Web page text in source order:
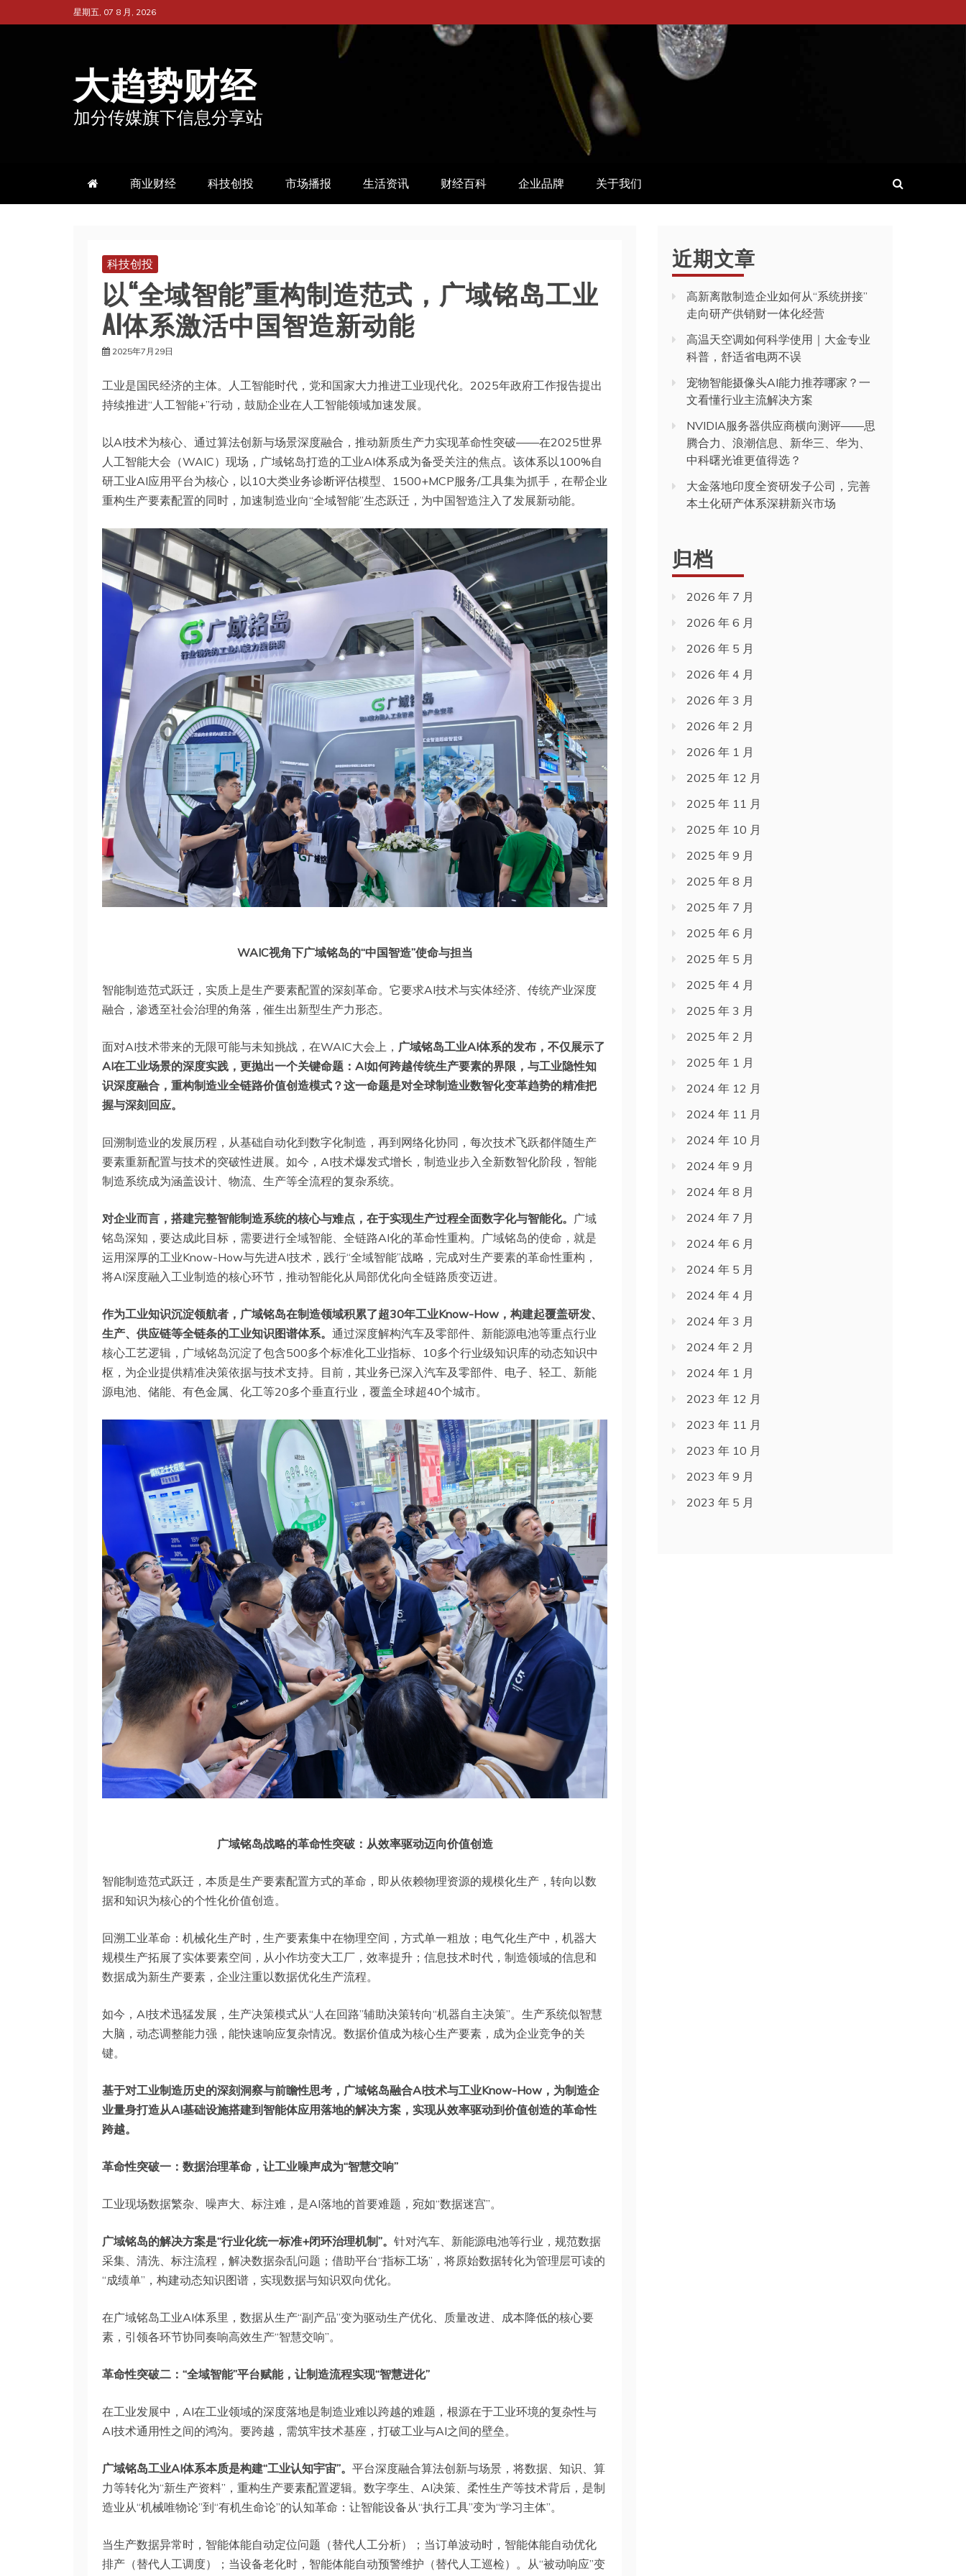
至
星期五, 07 8 月, 2026
大趋势财经
加分传媒旗下信息分享站
商业财经 科技创投 市场播报 生活资讯 财经百科 企业品牌 关于我们
科技创投
以“全域智能”重构制造范式，广域铭岛工业
AI体系激活中国智造新动能
2025年7月29日
工业是国民经济的主体。人工智能时代，党和国家大力推进工业现代化。2025年政府工作报告提出
持续推进“人工智能+”行动，鼓励企业在人工智能领域加速发展。
以AI技术为核心、通过算法创新与场景深度融合，推动新质生产力实现革命性突破——在2025世界
人工智能大会（WAIC）现场，广域铭岛打造的工业AI体系成为备受关注的焦点。该体系以100%自
研工业AI应用平台为核心，以10大类业务诊断评估模型、1500+MCP服务/工具集为抓手，在帮企业
重构生产要素配置的同时，加速制造业向“全域智能”生态跃迁，为中国智造注入了发展新动能。
WAIC视⻆下广域铭岛的“中国智造”使命与担当
智能制造范式跃迁，实质上是生产要素配置的深刻革命。它要求AI技术与实体经济、传统产业深度
融合，渗透至社会治理的角落，催生出新型生产力形态。
面对AI技术带来的无限可能与未知挑战，在WAIC大会上， 广域铭岛工业AI体系的发布，不仅展示了
AI在工业场景的深度实践，更抛出一个关键命题：AI如何跨越传统生产要素的界限，与工业隐性知
识深度融合，重构制造业全链路价值创造模式？这一命题是对全球制造业数智化变革趋势的精准把
握与深刻回应。
回溯制造业的发展历程，从基础自动化到数字化制造，再到网络化协同，每次技术飞跃都伴随生产
要素重新配置与技术的突破性进展。如今，AI技术爆发式增长，制造业步入全新数智化阶段，智能
制造系统成为涵盖设计、物流、生产等全流程的复杂系统。
对企业而言，搭建完整智能制造系统的核心与难点，在于实现生产过程全面数字化与智能化。 广域
铭岛深知，要达成此目标，需要进行全域智能、全链路AI化的革命性重构。广域铭岛的使命，就是
运用深厚的工业Know-How与先进AI技术，践行“全域智能”战略，完成对生产要素的革命性重构，
将AI深度融入工业制造的核心环节，推动智能化从局部优化向全链路质变迈进。
作为工业知识沉淀领航者，广域铭岛在制造领域积累了超30年工业Know-How，构建起覆盖研发、
生产、供应链等全链条的工业知识图谱体系。 通过深度解构汽车及零部件、新能源电池等重点行业
核心工艺逻辑，广域铭岛沉淀了包含500多个标准化工业指标、10多个行业级知识库的动态知识中
枢，为企业提供精准决策依据与技术支持。目前，其业务已深入汽车及零部件、电子、轻工、新能
源电池、储能、有色金属、化工等20多个垂直行业，覆盖全球超40个城市。
广域铭岛战略的革命性突破：从效率驱动迈向价值创造
智能制造范式跃迁，本质是生产要素配置方式的革命，即从依赖物理资源的规模化生产，转向以数
据和知识为核心的个性化价值创造。
回溯工业革命：机械化生产时，生产要素集中在物理空间，方式单一粗放；电气化生产中，机器大
规模生产拓展了实体要素空间，从小作坊变大工厂，效率提升；信息技术时代，制造领域的信息和
数据成为新生产要素，企业注重以数据优化生产流程。
如今，AI技术迅猛发展，生产决策模式从“人在回路”辅助决策转向“机器自主决策”。生产系统似智慧
大脑，动态调整能力强，能快速响应复杂情况。数据价值成为核心生产要素，成为企业竞争的关
键。
基于对工业制造历史的深刻洞察与前瞻性思考，广域铭岛融合AI技术与工业Know-How，为制造企
业量身打造从AI基础设施搭建到智能体应用落地的解决方案，实现从效率驱动到价值创造的革命性
跨越。
革命性突破一：数据治理革命，让工业噪声成为“智慧交响”
工业现场数据繁杂、噪声大、标注难，是AI落地的首要难题，宛如“数据迷宫”。
广域铭岛的解决方案是“行业化统一标准+闭环治理机制”。 针对汽车、新能源电池等行业，规范数据
采集、清洗、标注流程，解决数据杂乱问题；借助平台“指标工场”，将原始数据转化为管理层可读的
“成绩单”，构建动态知识图谱，实现数据与知识双向优化。
在广域铭岛工业AI体系里，数据从生产“副产品”变为驱动生产优化、质量改进、成本降低的核心要
素，引领各环节协同奏响高效生产“智慧交响”。
革命性突破二：“全域智能”平台赋能，让制造流程实现“智慧进化”
在工业发展中，AI在工业领域的深度落地是制造业难以跨越的难题，根源在于工业环境的复杂性与
AI技术通用性之间的鸿沟。要跨越，需筑牢技术基座，打破工业与AI之间的壁垒。
广域铭岛工业AI体系本质是构建“工业认知宇宙”。 平台深度融合算法创新与场景，将数据、知识、算
力等转化为“新生产资料”，重构生产要素配置逻辑。数字孪生、AI决策、柔性生产等技术背后，是制
造业从“机械唯物论”到“有机生命论”的认知革命：让智能设备从“执行工具”变为“学习主体”。
当生产数据异常时，智能体能自动定位问题（替代人工分析）；当订单波动时，智能体能自动优化
排产（替代人工调度）；当设备老化时，智能体能自动预警维护（替代人工巡检）。从“被动响应”变
近期文章
高新离散制造企业如何从“系统拼接”
走向研产供销财一体化经营
高温天空调如何科学使用｜大金专业
科普，舒适省电两不误
宠物智能摄像头AI能力推荐哪家？一
文看懂行业主流解决方案
NVIDIA服务器供应商横向测评——思
腾合力、浪潮信息、新华三、华为、
中科曙光谁更值得选？
大金落地印度全资研发子公司，完善
本土化研产体系深耕新兴市场
归档
2026 年 7 月
2026 年 6 月
2026 年 5 月
2026 年 4 月
2026 年 3 月
2026 年 2 月
2026 年 1 月
2025 年 12 月
2025 年 11 月
2025 年 10 月
2025 年 9 月
2025 年 8 月
2025 年 7 月
2025 年 6 月
2025 年 5 月
2025 年 4 月
2025 年 3 月
2025 年 2 月
2025 年 1 月
2024 年 12 月
2024 年 11 月
2024 年 10 月
2024 年 9 月
2024 年 8 月
2024 年 7 月
2024 年 6 月
2024 年 5 月
2024 年 4 月
2024 年 3 月
2024 年 2 月
2024 年 1 月
2023 年 12 月
2023 年 11 月
2023 年 10 月
2023 年 9 月
2023 年 5 月